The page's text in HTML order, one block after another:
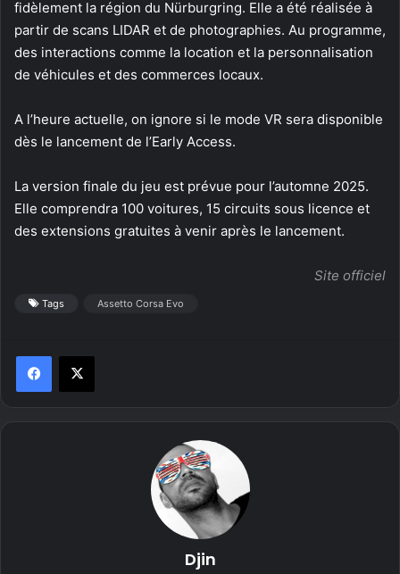
fidèlement la région du Nürburgring. Elle a été réalisée à
partir de scans LIDAR et de photographies. Au programme,
des interactions comme la location et la personnalisation
de véhicules et des commerces locaux.
A l’heure actuelle, on ignore si le mode VR sera disponible
dès le lancement de l’Early Access.
La version finale du jeu est prévue pour l’automne 2025.
Elle comprendra 100 voitures, 15 circuits sous licence et
des extensions gratuites à venir après le lancement.
Site officiel
Tags Assetto Corsa Evo
Djin